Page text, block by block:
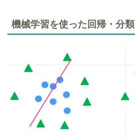
機械学習を使った回帰・分類